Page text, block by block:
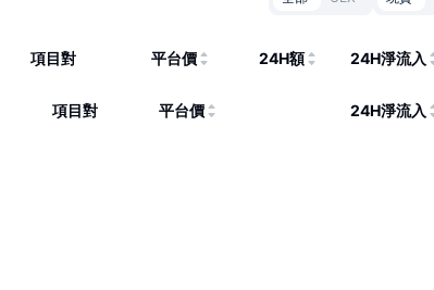
項目對 平台價 24H額 24H淨流入
項目對 平台價 24H淨流入